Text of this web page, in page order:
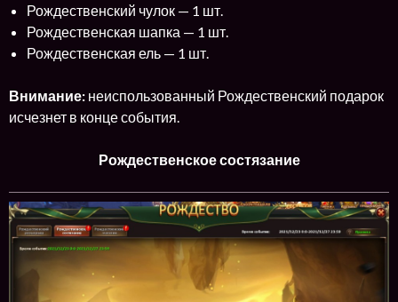
Рождественский чулок — 1 шт.
Рождественская шапка — 1 шт.
Рождественская ель — 1 шт.
Внимание: неиспользованный Рождественский подарок
исчезнет в конце события.
Рождественское состязание